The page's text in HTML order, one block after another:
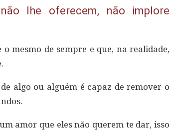
lhe oferecem, não implore
mesmo de sempre e que, na realidade,
algo ou alguém é capaz de remover o
amor que eles não querem te dar, isso